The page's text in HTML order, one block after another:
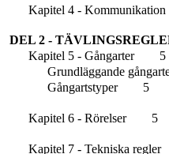
Kapitel 4 -
DEL 2 -
Kapitel 5 - Gångarter 5
Grundläggande
Gångartstyper 5
Kapitel 6 - Rörelser 5
Kapitel 7 - Tekniska